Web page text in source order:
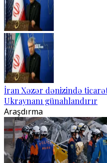
İran Xəzər dənizində
Ukraynanı günahlandırır
Araşdırma